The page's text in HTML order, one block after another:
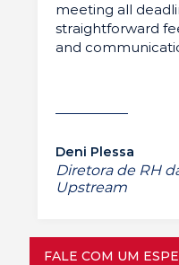
meeting all
straightforward
and
Deni Plessa
Diretora de RH
Upstream
FALE COM UM